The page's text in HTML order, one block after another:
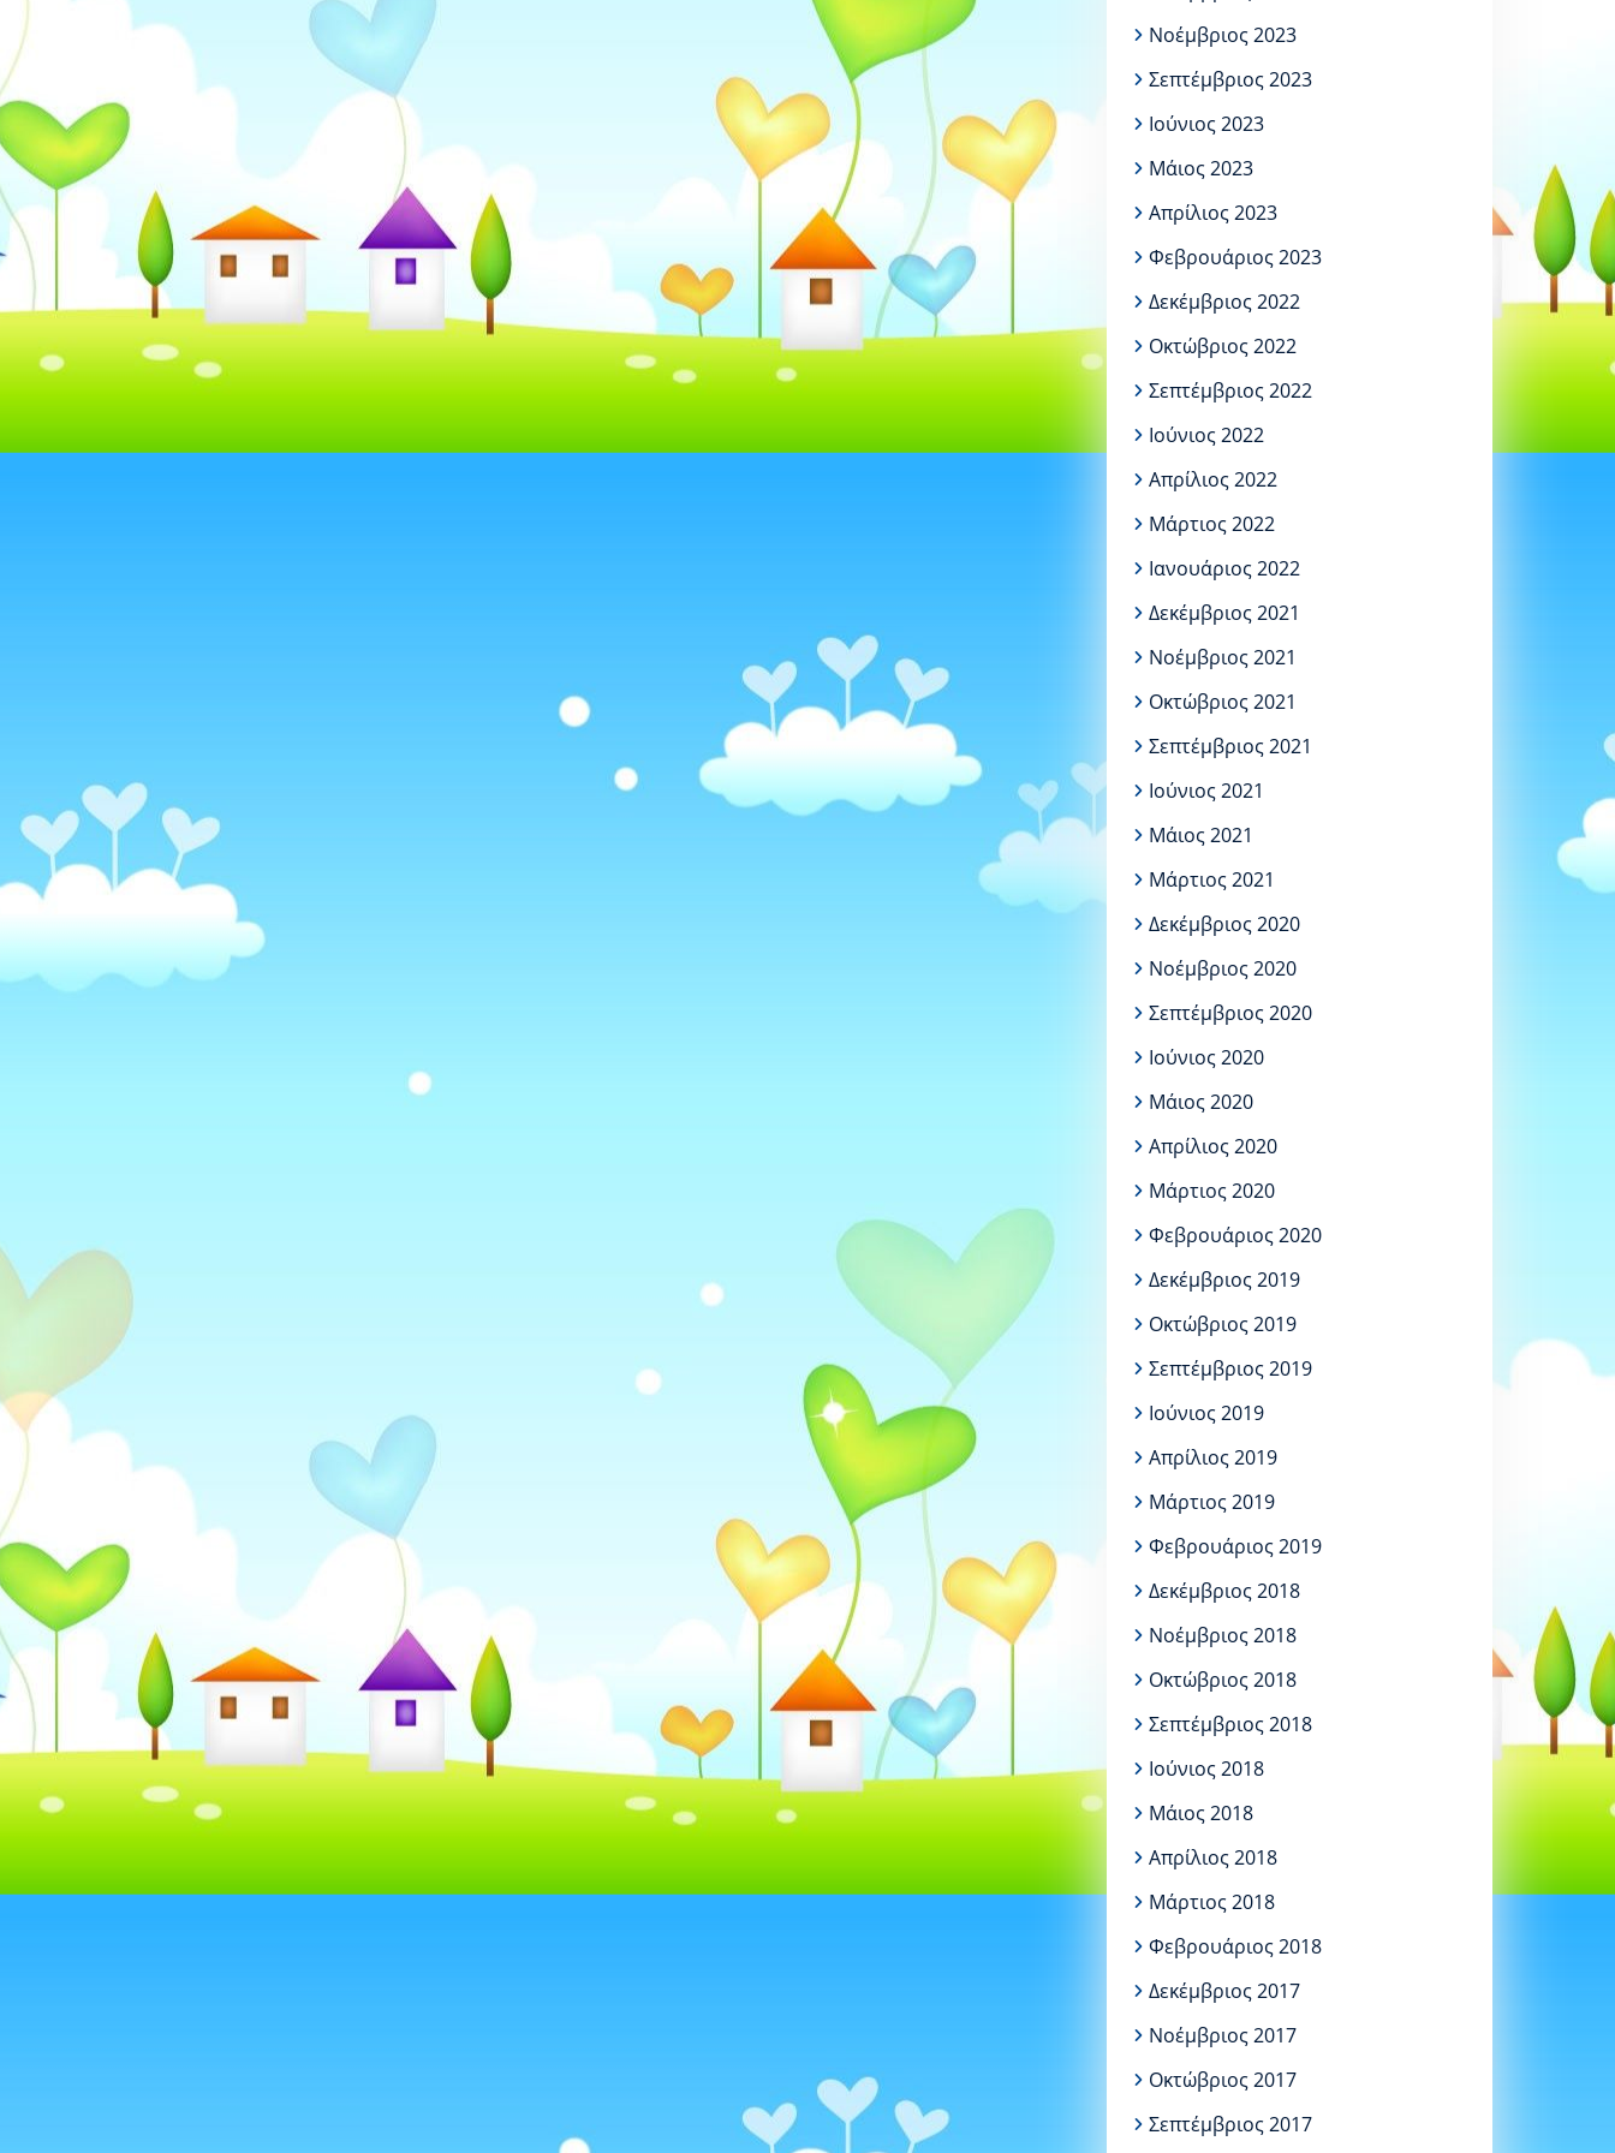
Νοέμβριος 2023
Σεπτέμβριος 2023
Ιούνιος 2023
Μάιος 2023
Απρίλιος 2023
Φεβρουάριος 2023
Δεκέμβριος 2022
Οκτώβριος 2022
Σεπτέμβριος 2022
Ιούνιος 2022
Απρίλιος 2022
Μάρτιος 2022
Ιανουάριος 2022
Δεκέμβριος 2021
Νοέμβριος 2021
Οκτώβριος 2021
Σεπτέμβριος 2021
Ιούνιος 2021
Μάιος 2021
Μάρτιος 2021
Δεκέμβριος 2020
Νοέμβριος 2020
Σεπτέμβριος 2020
Ιούνιος 2020
Μάιος 2020
Απρίλιος 2020
Μάρτιος 2020
Φεβρουάριος 2020
Δεκέμβριος 2019
Οκτώβριος 2019
Σεπτέμβριος 2019
Ιούνιος 2019
Απρίλιος 2019
Μάρτιος 2019
Φεβρουάριος 2019
Δεκέμβριος 2018
Νοέμβριος 2018
Οκτώβριος 2018
Σεπτέμβριος 2018
Ιούνιος 2018
Μάιος 2018
Απρίλιος 2018
Μάρτιος 2018
Φεβρουάριος 2018
Δεκέμβριος 2017
Νοέμβριος 2017
Οκτώβριος 2017
Σεπτέμβριος 2017